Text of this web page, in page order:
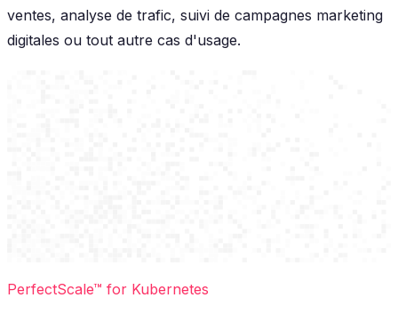
ventes, analyse de trafic, suivi de campagnes marketing
digitales ou tout autre cas d'usage.
PerfectScale™ for Kubernetes